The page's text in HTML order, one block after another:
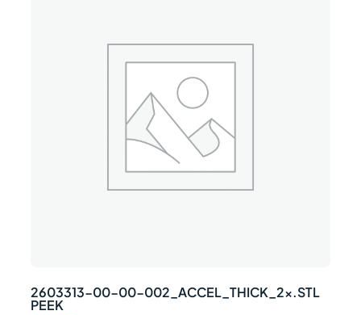
2603313-00-00-002_ACCEL_THICK_2x.STL
PEEK